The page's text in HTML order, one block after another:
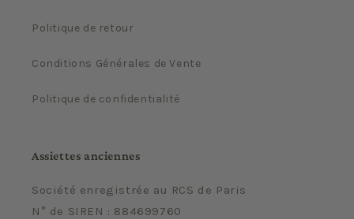
Politique de retour
Conditions Générales de Vente
Politique de confidentialité
Assiettes anciennes
Société enregistrée au RCS de Paris
N° de SIREN : 884699760